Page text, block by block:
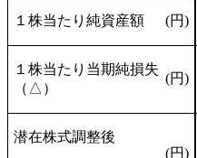
１株当たり純資産額 (円)
１株当たり当期純損失
（△）
(円)
潜在株式調整後
(円)